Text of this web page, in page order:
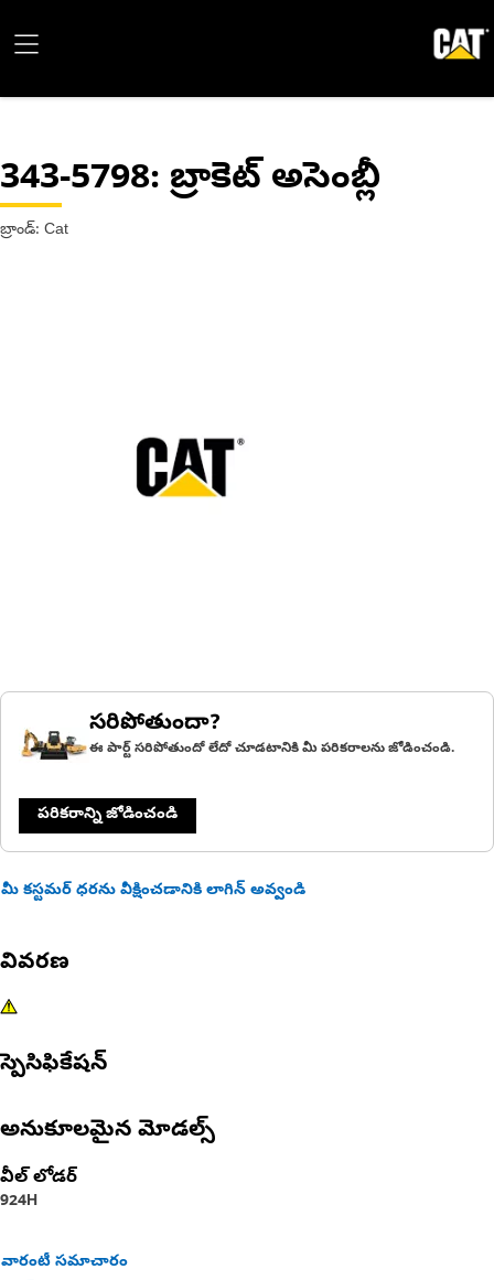
343-5798: బ్రాకెట్ అసెంబ్లీ
బ్రాండ్: Cat
సరిపోతుందా?
ఈ పార్ట్ సరిపోతుందో లేదో చూడటానికి మీ పరికరాలను జోడించండి.
పరికరాన్ని జోడించండి
మీ కస్టమర్ ధరను వీక్షించడానికి లాగిన్ అవ్వండి
వివరణ
స్పెసిఫికేషన్
అనుకూలమైన మోడల్స్
వీల్ లోడర్
924H
వారంటీ సమాచారం